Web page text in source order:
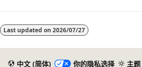
Last updated on 2026/07/27
中文 (简体) 你的隐私选择 主题